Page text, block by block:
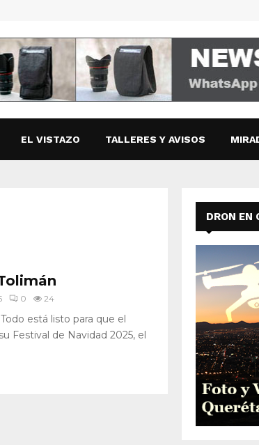
EL VISTAZO TALLERES Y AVISOS
0 24
está listo para que el
Festival de Navidad 2025, el
DRON EN